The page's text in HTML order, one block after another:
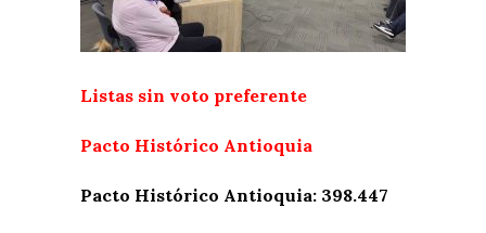
Listas sin voto preferente
Pacto Histórico Antioquia
Pacto Histórico Antioquia: 398.447